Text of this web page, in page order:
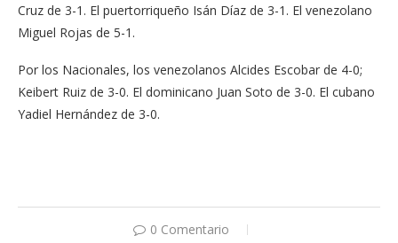
Cruz de 3-1. El puertorriqueño Isán Díaz de 3-1. El venezolano
Miguel Rojas de 5-1.
Por los Nacionales, los venezolanos Alcides Escobar de 4-0;
Keibert Ruiz de 3-0. El dominicano Juan Soto de 3-0. El cubano
Yadiel Hernández de 3-0.
0 Comentario